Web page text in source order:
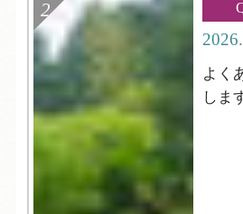
よく
しま